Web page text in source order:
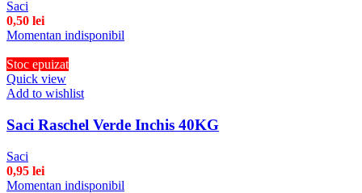
Saci
0,50 lei
Momentan indisponibil
Stoc epuizat
Quick view
Add to wishlist
Saci Raschel Verde Inchis 40KG
Saci
0,95 lei
Momentan indisponibil